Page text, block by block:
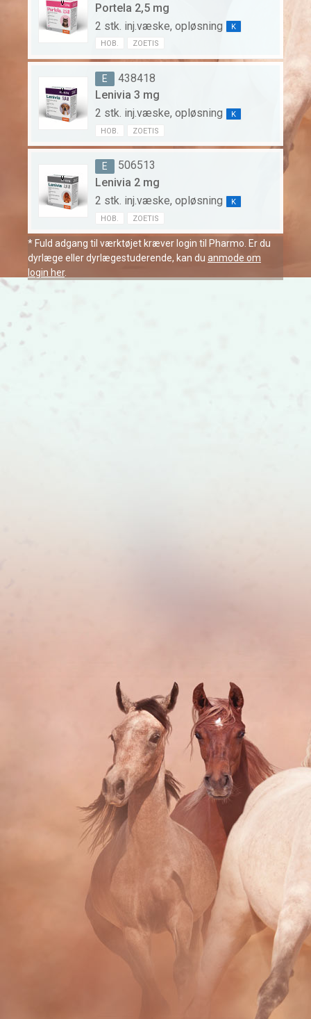
Portela 2,5 mg
2 stk. inj.væske, opløsning
K
HOB.
ZOETIS
E
438418
Lenivia 3 mg
2 stk. inj.væske, opløsning
K
HOB.
ZOETIS
E
506513
Lenivia 2 mg
2 stk. inj.væske, opløsning
K
HOB.
ZOETIS
* Fuld adgang til værktøjet kræver login til Pharmo. Er du
dyrlæge eller dyrlægestuderende, kan du anmode om
login her.